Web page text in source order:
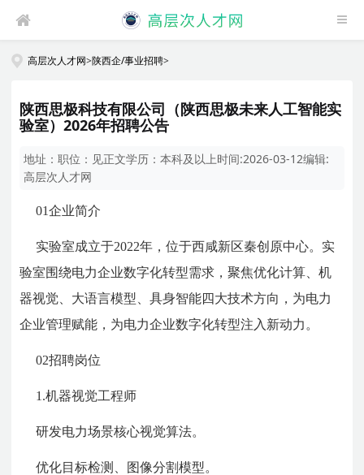
高层次人才网>陕西企/事业招聘>
陕西思极科技有限公司（陕西思极未来人工智能实
验室）2026年招聘公告
地址：职位： 见正文学历：本科及以上时间:2026-03-12编辑:
高层次人才网
01企业简介
实验室成立于2022年，位于西咸新区秦创原中心。实
验室围绕电力企业数字化转型需求，聚焦优化计算、机
器视觉、大语言模型、具身智能四大技术方向，为电力
企业管理赋能，为电力企业数字化转型注入新动力。
02招聘岗位
1.机器视觉工程师
研发电力场景核心视觉算法。
优化目标检测、图像分割模型。